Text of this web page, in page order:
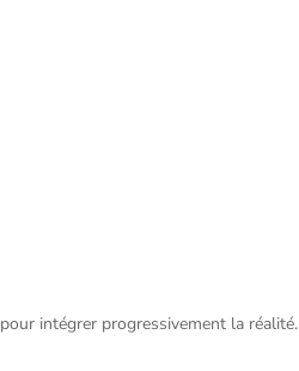
pour intégrer progressivement la réalité.